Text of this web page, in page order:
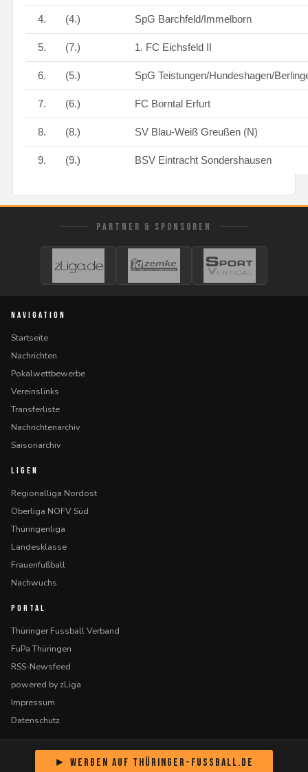
4. (4.) SpG Barchfeld/Immelborn
5. (7.) 1. FC Eichsfeld II
6. (5.) SpG Teistungen/Hundeshagen/
7. (6.) FC Borntal Erfurt
8. (8.) SV Blau-Weiß Greußen (N)
9. (9.) BSV Eintracht Sondershausen
PARTNER & SPONSOREN
NAVIGATION
Startseite
Nachrichten
Pokalwettbewerbe
Vereinslinks
Transferliste
Nachrichtenarchiv
Saisonarchiv
LIGEN
Regionalliga Nordost
Oberliga NOFV Süd
Thüringenliga
Landesklasse
Frauenfußball
Nachwuchs
PORTAL
Thüringer Fussball Verband
FuPa Thüringen
RSS-Newsfeed
powered by zLiga
Impressum
Datenschutz
► Werben auf Thüringer-Fussball.de